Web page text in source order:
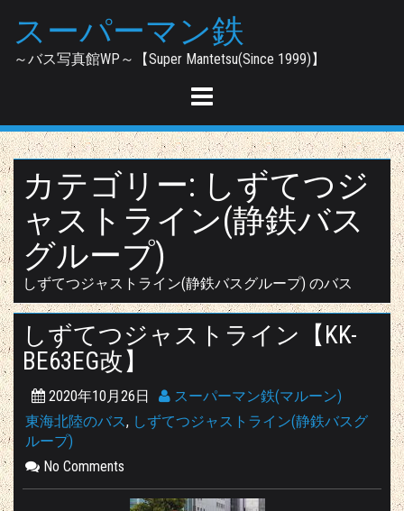
content
スーパーマン鉄
～バス写真館WP～【Super Mantetsu(Since 1999)】
カテゴリー: しずてつジ
ャストライン(静鉄バス
グループ)
しずてつジャストライン(静鉄バスグループ) のバス
しずてつジャストライン【KK-
BE63EG改】
2020年10月26日
スーパーマン鉄(マルーン)
東海北陸のバス, しずてつジャストライン(静鉄バスグ
ループ)
No Comments